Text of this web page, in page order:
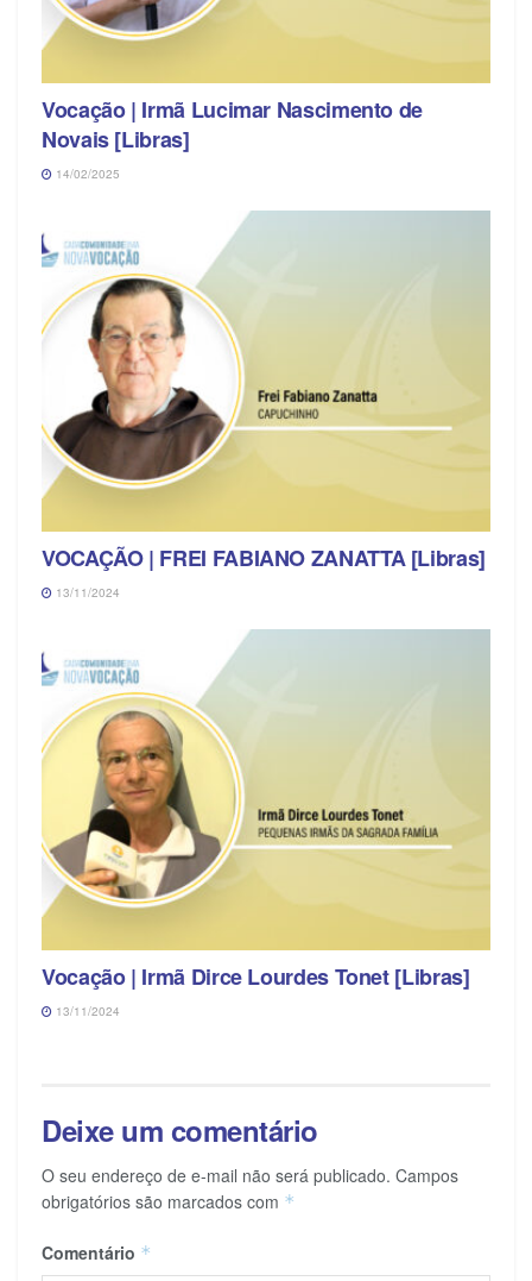
Vocação | Irmã Lucimar Nascimento de
Novais [Libras]
14/02/2025
VOCAÇÃO | FREI FABIANO ZANATTA [Libras]
13/11/2024
Vocação | Irmã Dirce Lourdes Tonet [Libras]
13/11/2024
Deixe um comentário
O seu endereço de e-mail não será publicado. Campos
obrigatórios são marcados com *
Comentário *